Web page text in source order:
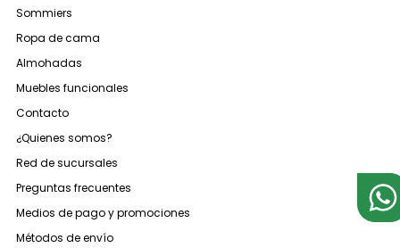
Sommiers
Ropa de cama
Almohadas
Muebles funcionales
Contacto
¿Quienes somos?
Red de sucursales
Preguntas frecuentes
Medios de pago y promociones
Métodos de envío